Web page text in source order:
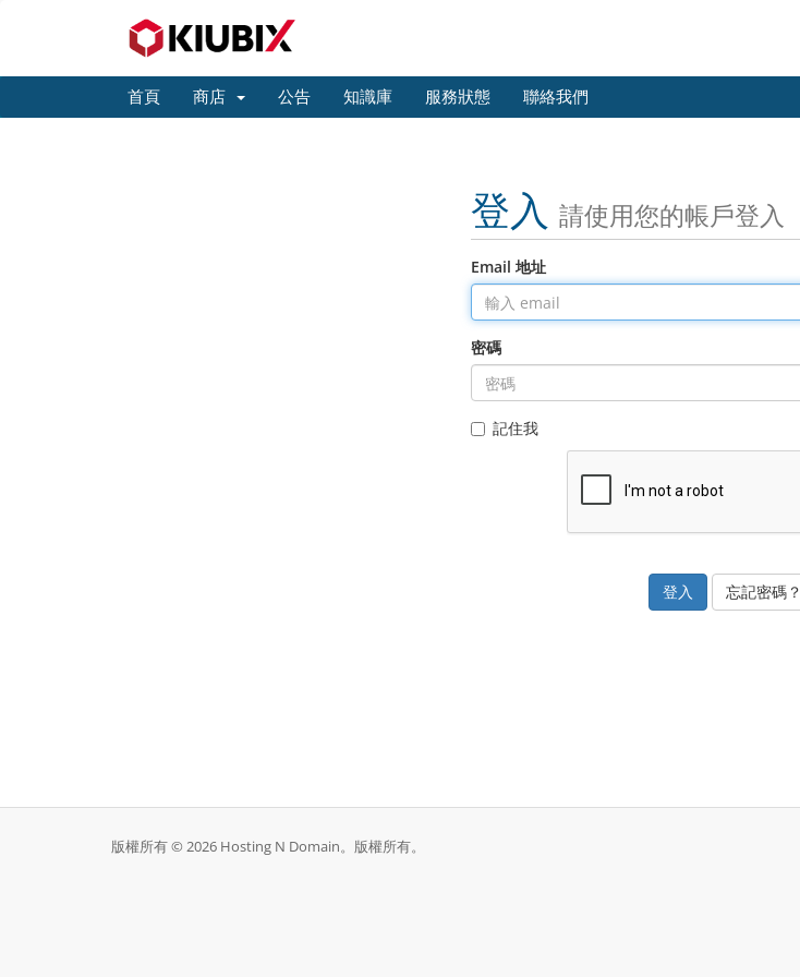
首頁 商店 公告 知識庫 服務狀態 聯絡我們
登入 請使用您的帳戶登入
Email 地址
密碼
記住我
忘記密碼？
版權所有 © 2026 Hosting N Domain。版權所有。